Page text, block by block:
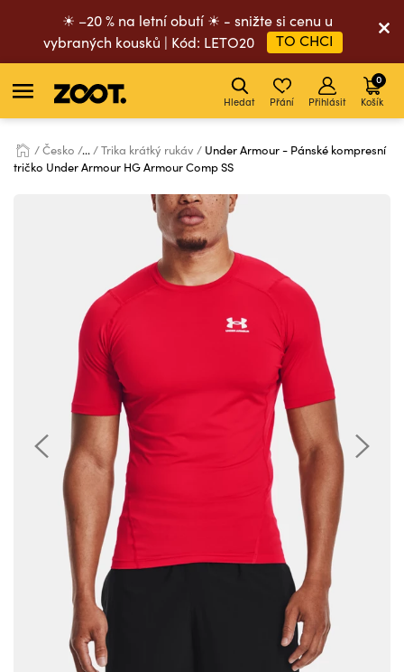
☀ –20 % na letní obutí ☀ - snižte si cenu u
vybraných kousků | Kód: LETO20
TO CHCI
Hledat Přání Přihlásit Košík
0
Česko ... Trika krátký rukáv
Under Armour - Pánské kompresní
tričko Under Armour HG Armour Comp SS